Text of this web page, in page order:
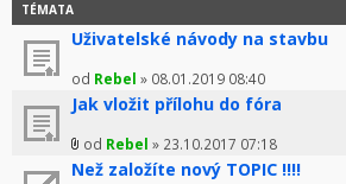
TÉMATA
Uživatelské návody na stavbu
od Rebel » 08.01.2019 08:40
Jak vložit přílohu do fóra
od Rebel » 23.10.2017 07:18
Než založíte nový TOPIC !!!!